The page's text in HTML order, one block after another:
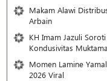
Makam Alawi
Arbain
KH Imam Jazuli
Kondusivitas
Momen Lamine
2026 Viral